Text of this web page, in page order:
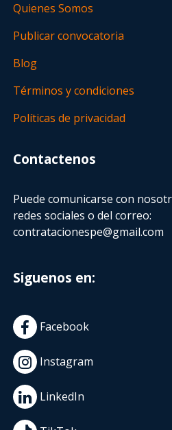
Quienes Somos
Publicar convocatoria
Blog
Términos y condiciones
Políticas de privacidad
Contactenos
Puede comunicarse con
redes sociales o del correo:
contratacionespe@gmail.com
Siguenos en:
Facebook
Instagram
LinkedIn